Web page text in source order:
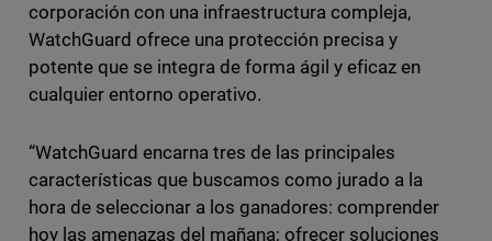
corporación con una infraestructura compleja,
WatchGuard ofrece una protección precisa y
potente que se integra de forma ágil y eficaz en
cualquier entorno operativo.
“WatchGuard encarna tres de las principales
características que buscamos como jurado a la
hora de seleccionar a los ganadores: comprender
hoy las amenazas del mañana; ofrecer soluciones